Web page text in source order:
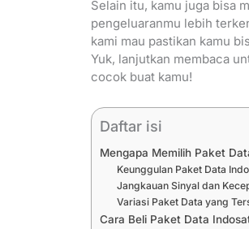
Selain itu, kamu juga bisa
pengeluaranmu lebih
kami mau pastikan kamu
Yuk, lanjutkan membaca
cocok buat kamu!
Daftar isi
Mengapa Memilih Paket
Keunggulan Paket Data
Jangkauan Sinyal dan
Variasi Paket Data yang
Cara Beli Paket Data